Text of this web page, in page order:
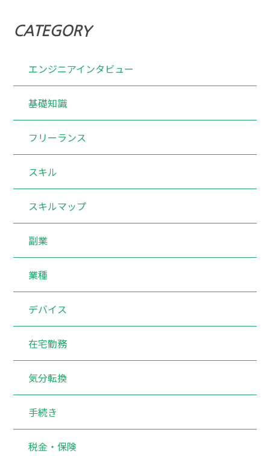
CATEGORY
エンジニアインタビュー
基礎知識
フリーランス
スキル
スキルマップ
副業
業種
デバイス
在宅勤務
気分転換
手続き
税金・保険